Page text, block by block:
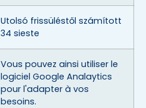
Utolsó frissüléstől számított
34 sieste
Vous pouvez ainsi utiliser le
logiciel Google Analaytics
pour l'adapter à vos
besoins.